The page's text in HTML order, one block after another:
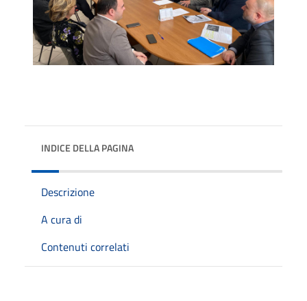
INDICE DELLA PAGINA
Descrizione
A cura di
Contenuti correlati